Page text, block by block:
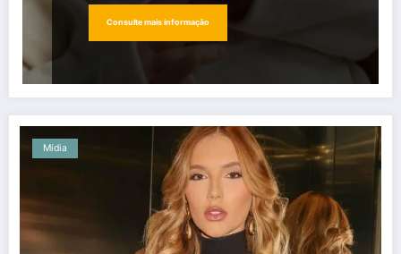
Consulte mais informação
Mídia